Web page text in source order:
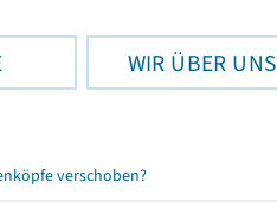
WIR ÜBER UNS
verschoben?